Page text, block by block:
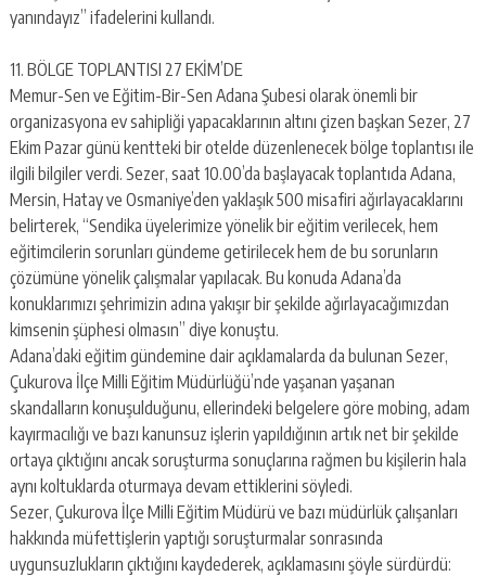
yanındayız” ifadelerini kullandı.
11. BÖLGE TOPLANTISI 27 EKİM’DE
Memur-Sen ve Eğitim-Bir-Sen Adana Şubesi olarak önemli bir
organizasyona ev sahipliği yapacaklarının altını çizen başkan Sezer, 27
Ekim Pazar günü kentteki bir otelde düzenlenecek bölge toplantısı ile
ilgili bilgiler verdi. Sezer, saat 10.00’da başlayacak toplantıda Adana,
Mersin, Hatay ve Osmaniye’den yaklaşık 500 misafiri ağırlayacaklarını
belirterek, “Sendika üyelerimize yönelik bir eğitim verilecek, hem
eğitimcilerin sorunları gündeme getirilecek hem de bu sorunların
çözümüne yönelik çalışmalar yapılacak. Bu konuda Adana’da
konuklarımızı şehrimizin adına yakışır bir şekilde ağırlayacağımızdan
kimsenin şüphesi olmasın” diye konuştu.
Adana’daki eğitim gündemine dair açıklamalarda da bulunan Sezer,
Çukurova İlçe Milli Eğitim Müdürlüğü’nde yaşanan yaşanan
skandalların konuşulduğunu, ellerindeki belgelere göre mobing, adam
kayırmacılığı ve bazı kanunsuz işlerin yapıldığının artık net bir şekilde
ortaya çıktığını ancak soruşturma sonuçlarına rağmen bu kişilerin hala
aynı koltuklarda oturmaya devam ettiklerini söyledi.
Sezer, Çukurova İlçe Milli Eğitim Müdürü ve bazı müdürlük çalışanları
hakkında müfettişlerin yaptığı soruşturmalar sonrasında
uygunsuzlukların çıktığını kaydederek, açıklamasını şöyle sürdürdü: